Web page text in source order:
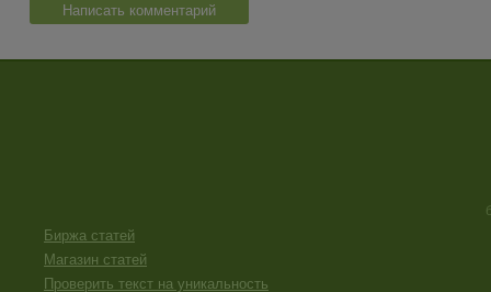
Написать комментарий
Биржа статей
Магазин статей
Проверить текст на уникальность